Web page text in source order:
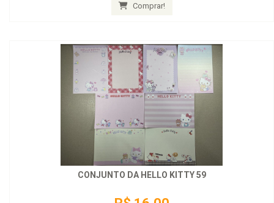
Comprar!
CONJUNTO DA HELLO KITTY 59